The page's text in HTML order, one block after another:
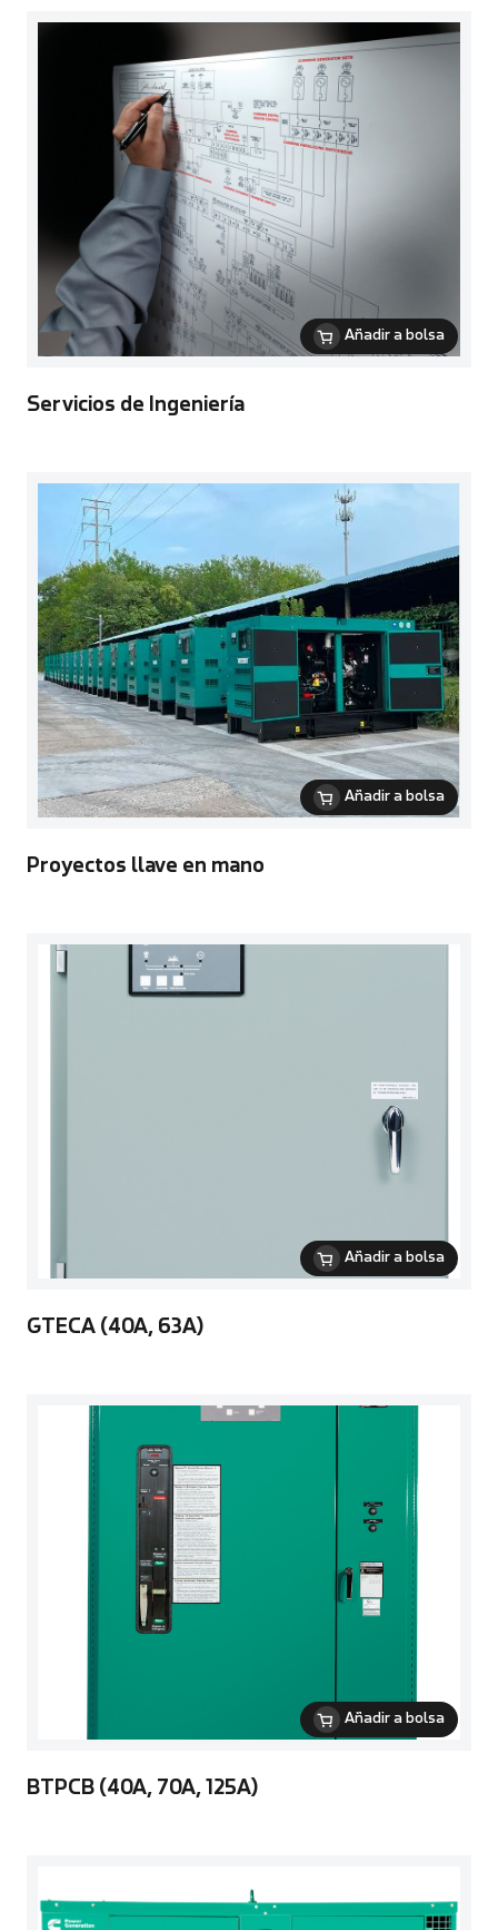
Añadir a bolsa
Servicios de Ingeniería
Añadir a bolsa
Proyectos llave en mano
Añadir a bolsa
GTECA (40A, 63A)
Añadir a bolsa
BTPCB (40A, 70A, 125A)